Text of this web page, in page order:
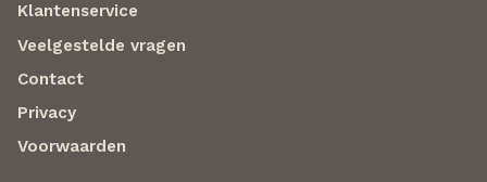
Klantenservice
Veelgestelde vragen
Contact
Privacy
Voorwaarden